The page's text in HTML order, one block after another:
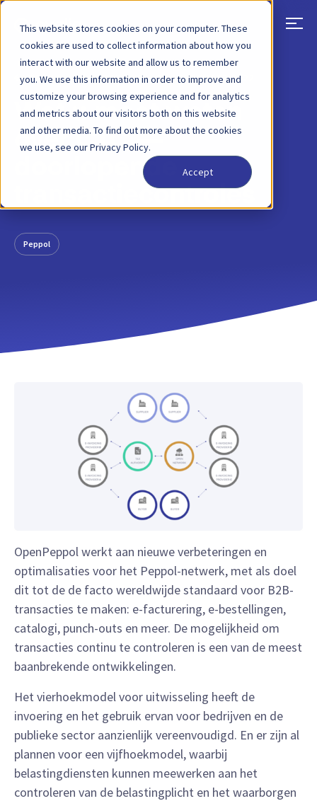
This website stores cookies on your computer. These
cookies are used to collect information about how you
interact with our website and allow us to remember
you. We use this information in order to improve and
customize your browsing experience and for analytics
and metrics about our visitors both on this website
and other media. To find out more about the cookies
we use, see our Privacy Policy.
Accept
TERUG BLOGBERICHT 22 SEPTEMBER 2022
Wat u moet weten
over CTC —
doorlopende
transactiecontroles
Peppol
OpenPeppol werkt aan nieuwe verbeteringen en
optimalisaties voor het Peppol-netwerk, met als doel
dit tot de de facto wereldwijde standaard voor B2B-
transacties te maken: e-facturering, e-bestellingen,
catalogi, punch-outs en meer. De mogelijkheid om
transacties continu te controleren is een van de meest
baanbrekende ontwikkelingen.
Het vierhoekmodel voor uitwisseling heeft de
invoering en het gebruik ervan voor bedrijven en de
publieke sector aanzienlijk vereenvoudigd. En er zijn al
plannen voor een vijfhoekmodel, waarbij
belastingdiensten kunnen meewerken aan het
controleren van de belastingplicht en het waarborgen